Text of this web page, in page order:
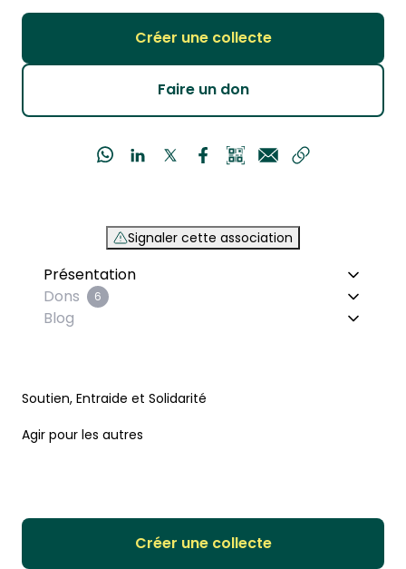
Créer une collecte
Faire un don
Signaler cette association
Présentation
Dons
6
Blog
Soutien, Entraide et Solidarité
Agir pour les autres
Créer une collecte